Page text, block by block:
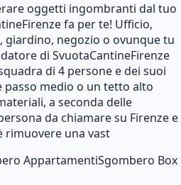
oggetti ingombranti dal tuo
fa per te! Ufficio,
giardino, negozio o ovunque tu
di SvuotaCantineFirenze
di 4 persone e dei suoi
medio o un tetto alto
a seconda delle
da chiamare su Firenze e
rimuovere una vast
AppartamentiSgombero Box